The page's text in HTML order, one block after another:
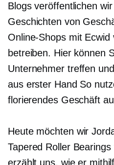
Blogs veröffentlichen
Geschichten von
Online-Shops mit Ecwid
betreiben. Hier können
Unternehmer treffen
aus erster Hand So
florierendes Geschäft
Heute möchten wir
Tapered Roller
erzählt uns, wie er